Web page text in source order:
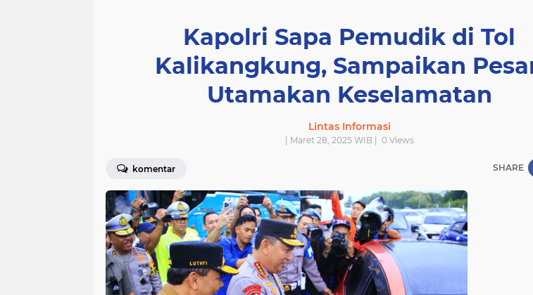
Kapolri Sapa Pemudik di Tol
Kalikangkung, Sampaikan
Utamakan Keselamatan
Lintas Informasi
| Maret 28, 2025 WIB | 0Views
komentar SHARE